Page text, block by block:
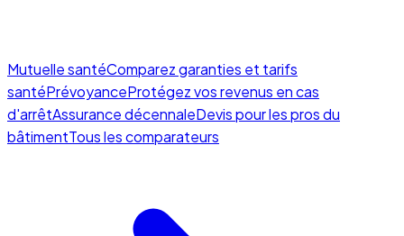
Mutuelle santéComparez garanties et tarifs
santéPrévoyanceProtégez vos revenus en cas
d'arrêtAssurance décennaleDevis pour les pros du
bâtimentTous les comparateurs